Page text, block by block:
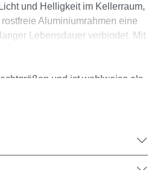
und Helligkeit im Kellerraum,
Aluminiumrahmen eine
Lebensdauer verbindet. Mit
und ist wahlweise als
komplett vormontiert erhältlich.